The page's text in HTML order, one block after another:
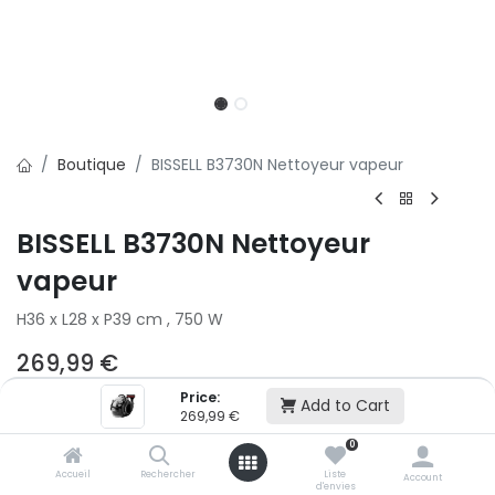
Price:
269,99 € Add to Cart
Accueil Rechercher
0
Liste
d'envies
Account
Boutique BISSELL B3730N Nettoyeur vapeur
BISSELL B3730N Nettoyeur
vapeur
H36 x L28 x P39 cm , 750 W
269,99 €
Ajouter au panier